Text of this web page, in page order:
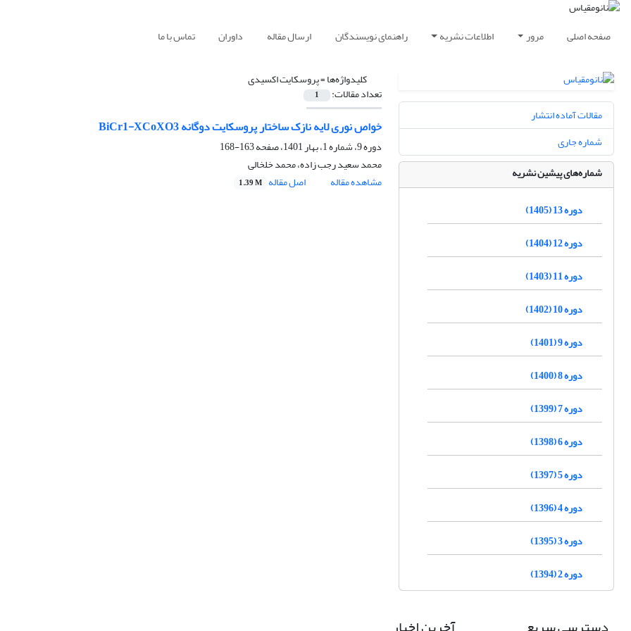
صفحه اصلی مرور اطلاعات نشریه راهنمای نویسندگان ارسال مقاله داوران تماس با ما
کلیدواژه‌ها =پروسکایت اکسیدی
تعداد مقالات: 1
خواص نوری لایه نازک ساختار پروسکایت دوگانه BiCr1-XCoXO3
دوره 9، شماره 1، بهار 1401، صفحه
163-168
محمد سعید رجب زاده، محمد خلخالی
مشاهده مقاله
اصل مقاله 1.39 M
مقالات آماده انتشار
شماره جاری
شماره‌های پیشین نشریه
دوره 13 (1405)
دوره 12 (1404)
دوره 11 (1403)
دوره 10 (1402)
دوره 9 (1401)
دوره 8 (1400)
دوره 7 (1399)
دوره 6 (1398)
دوره 5 (1397)
دوره 4 (1396)
دوره 3 (1395)
دوره 2 (1394)